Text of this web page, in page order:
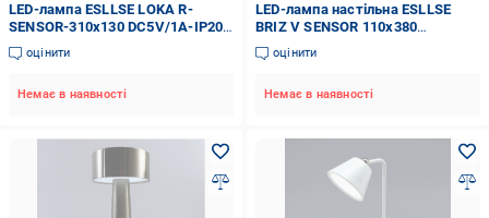
LED-лампа ESLLSE LOKA R-
SENSOR-310x130 DC5V/1A-IP20
3W White (27814027)
оцінити
Немає в наявності
LED-лампа настільна ESLLSE
BRIZ V SENSOR 110x380
DC5V/2A-IP43 4W Black
(27814029)
оцінити
Немає в наявності